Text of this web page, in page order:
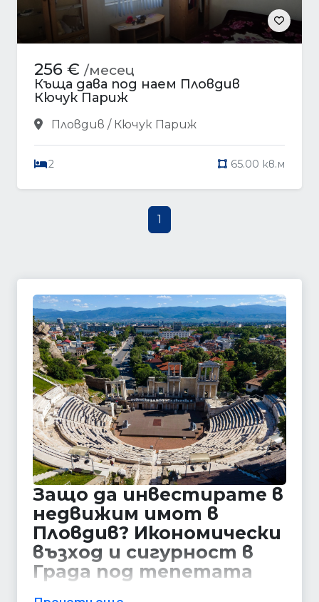
256 € /месец
Къща дава под наем Пловдив
Кючук Париж
Пловдив / Кючук Париж
2 65.00 кв.м
1
Защо да инвестирате в
недвижим имот в
Пловдив? Икономически
възход и сигурност в
Града под тепетата